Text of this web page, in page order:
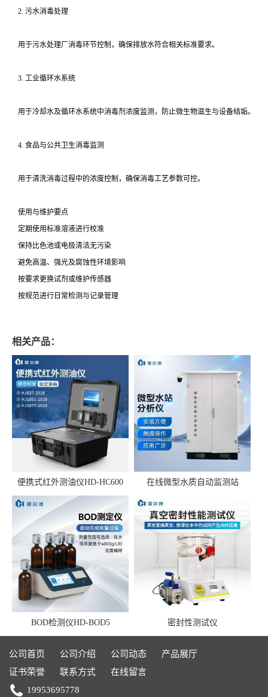
2. 污水消毒处理
用于污水处理厂消毒环节控制，确保排放水符合相关标准要求。
3. 工业循环水系统
用于冷却水及循环水系统中消毒剂浓度监测，防止微生物滋生与设备结垢。
4. 食品与公共卫生消毒监测
用于清洗消毒过程中的浓度控制，确保消毒工艺参数可控。
使用与维护要点
定期使用标准溶液进行校准
保持比色池或电极清洁无污染
避免高温、强光及腐蚀性环境影响
按要求更换试剂或维护传感器
按规范进行日常检测与记录管理
相关产品：
便携式红外测油仪HD-HC600 在线微型水质自动监测站
BOD检测仪HD-BOD5 密封性测试仪
公司首页 公司介绍 公司动态
产品展厅
证书荣誉
联系方式
在线留言
19953695778